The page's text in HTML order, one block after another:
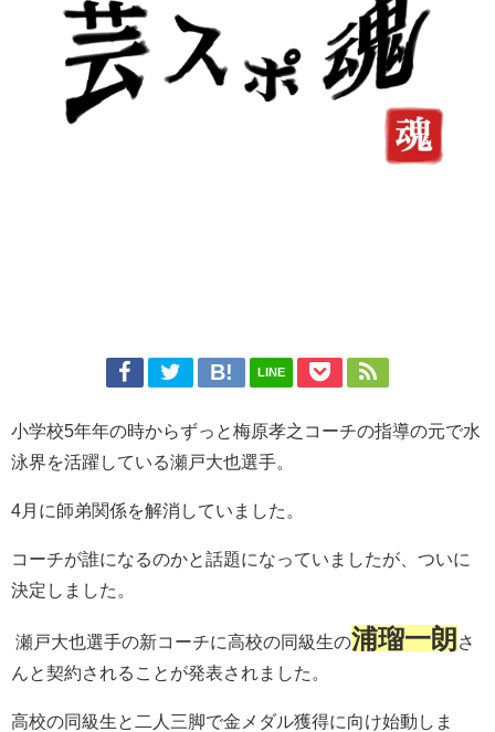
LINE
小学校5年年の時からずっと梅原孝之コーチの指導の元で水
泳界を活躍している瀬戸大也選手。
4月に師弟関係を解消していました。
コーチが誰になるのかと話題になっていましたが、ついに
決定しました。
瀬戸大也選手の新コーチに高校の同級生の浦瑠一朗 さ
んと契約されることが発表されました。
高校の同級生と二人三脚で金メダル獲得に向け始動しま